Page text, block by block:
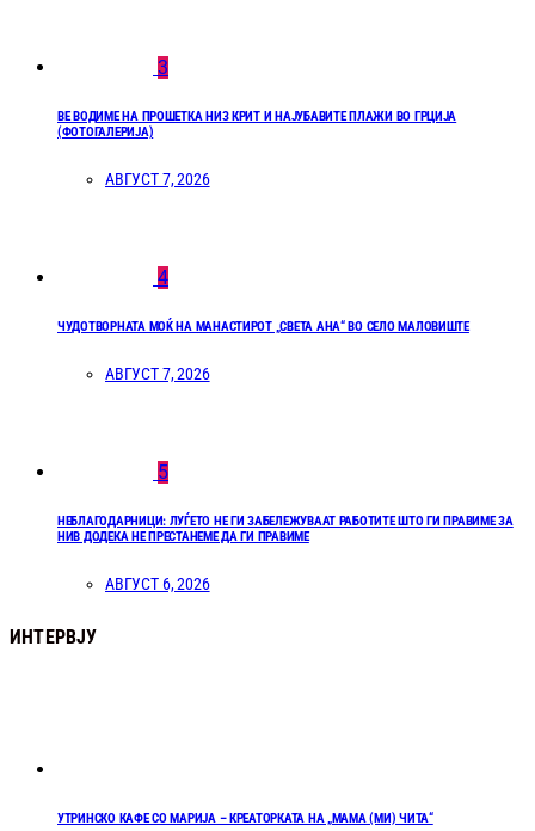
3
ВЕ ВОДИМЕ НА ПРОШЕТКА НИЗ КРИТ И НАЈУБАВИТЕ ПЛАЖИ ВО ГРЦИЈА
(ФОТОГАЛЕРИЈА)
АВГУСТ 7, 2026
4
ЧУДОТВОРНАТА МОЌ НА МАНАСТИРОТ „СВЕТА АНА“ ВО СЕЛО МАЛОВИШТЕ
АВГУСТ 7, 2026
5
НЕБЛАГОДАРНИЦИ: ЛУЃЕТО НЕ ГИ ЗАБЕЛЕЖУВААТ РАБОТИТЕ ШТО ГИ ПРАВИМЕ ЗА
НИВ ДОДЕКА НЕ ПРЕСТАНЕМЕ ДА ГИ ПРАВИМЕ
АВГУСТ 6, 2026
ИНТЕРВЈУ
УТРИНСКО КАФЕ СО МАРИЈА – КРЕАТОРКАТА НА „МАМА (МИ) ЧИТА“